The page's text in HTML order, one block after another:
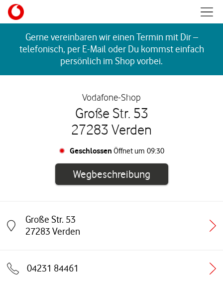
Skip to content
Gerne vereinbaren wir einen Termin mit Dir –
telefonisch, per E-Mail oder Du kommst einfach
persönlich im Shop vorbei.
Vodafone-Shop
Große Str. 53
27283 Verden
Geschlossen Öffnet um 09:30
WegbeschreibungLink öffnet in
Große Str. 53
27283 Verden
Link öffnet in einem neuen Tab
04231 84461